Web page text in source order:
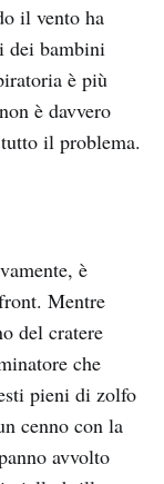
il vento ha
dei bambini
è più
è davvero
il problema.
è
Mentre
del cratere
che
pieni di zolfo
cenno con la
avvolto